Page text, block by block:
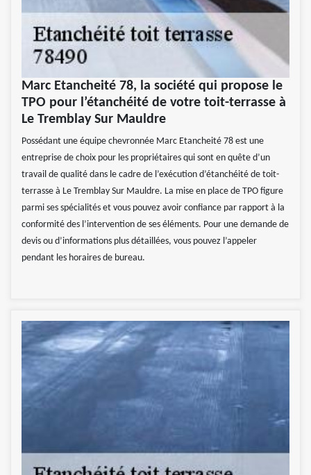
Marc Etancheité 78, la société qui propose le
TPO pour l’étanchéité de votre toit-terrasse à
Le Tremblay Sur Mauldre
Possédant une équipe chevronnée Marc Etancheité 78 est une
entreprise de choix pour les propriétaires qui sont en quête d’un
travail de qualité dans le cadre de l’exécution d’étanchéité de toit-
terrasse à Le Tremblay Sur Mauldre. La mise en place de TPO figure
parmi ses spécialités et vous pouvez avoir confiance par rapport à la
conformité des l’intervention de ses éléments. Pour une demande de
devis ou d’informations plus détaillées, vous pouvez l’appeler
pendant les horaires de bureau.